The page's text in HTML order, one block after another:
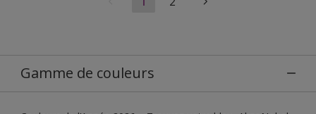
Gamme de couleurs